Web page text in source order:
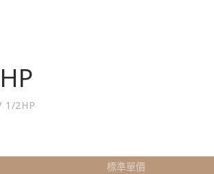
1/2HP
標準單價